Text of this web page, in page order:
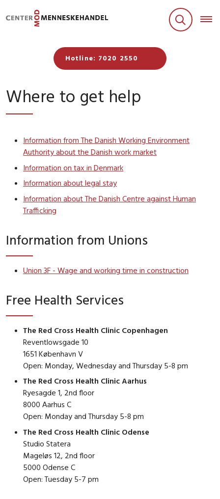
Hotline: 7020 2550
Where to get help
Information from The Danish Working Environment
Authority about the Danish work market
Information on tax in Denmark
Information about legal stay
Information about The Danish Centre against Human
Trafficking
Information from Unions
Union 3F - Wage and working time in construction
Free Health Services
The Red Cross Health Clinic Copenhagen
Reventlowsgade 10
1651 København V
Open: Monday, Wednesday and Thursday 5-8 pm
The Red Cross Health Clinic Aarhus
Ryesagde 1, 2nd floor
8000 Aarhus C
Open: Monday and Thursday 5-8 pm
The Red Cross Health Clinic Odense
Studio Statera
Mageløs 12, 2nd floor
5000 Odense C
Open: Tuesday 5-7 pm